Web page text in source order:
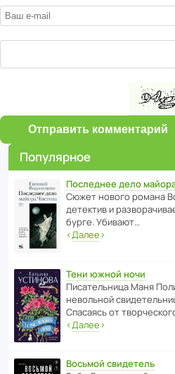
Отправить комментарий
Популярное
Последнее дело
Сюжет нового романа
дете­ктив и
бурге. Убивают…
‹Далее›
Тени южной ночи
Писа­тель­ница Маня
невольной
Спасаясь от
‹Далее›
Восьмой свидетель